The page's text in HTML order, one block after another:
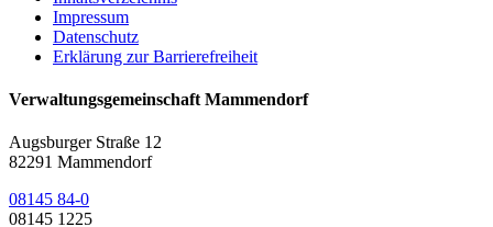
Impressum
Datenschutz
Erklärung zur Barrierefreiheit
Verwaltungsgemeinschaft Mammendorf
Augsburger Straße 12
82291 Mammendorf
08145 84-0
08145 1225